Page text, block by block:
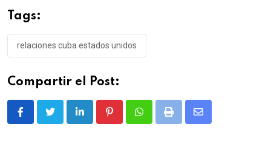
Tags:
relaciones cuba estados unidos
Compartir el Post:
LinkedIn PinterestWhatsappPrint
Share